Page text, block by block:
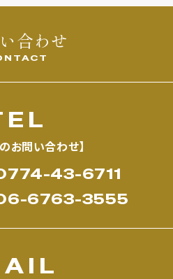
合わせ
お問い合わせ】
43-6711
6763-3555